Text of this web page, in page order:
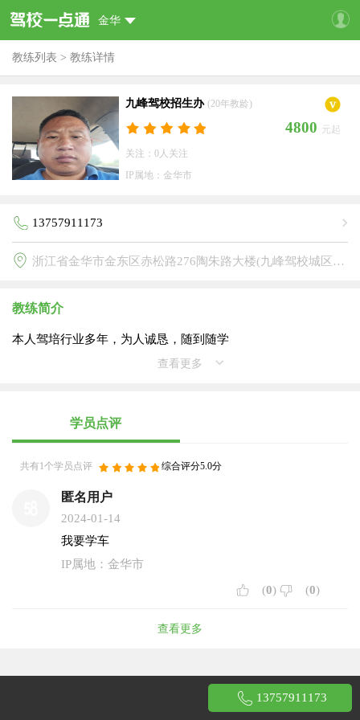
金华
教练列表 > 教练详情
九峰驾校招生办 (20年教龄)
4800 元起
关注：0人关注
IP属地：金华市
13757911173
浙江省金华市金东区赤松路276陶朱路大楼(九峰驾校城区分校)
教练简介
本人驾培行业多年，为人诚恳，随到随学
查看更多
学员点评
共有1个学员点评 综合评分5.0分
匿名用户
2024-01-14
我要学车
IP属地：金华市
(0) (0)
查看更多
13757911173